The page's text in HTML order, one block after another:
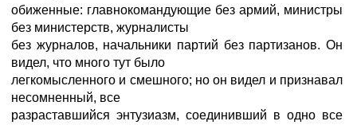
обиженные: главнокомандующие без армий, министры
без министерств, журналисты
без журналов, начальники партий без партизанов. Он
видел, что много тут было
легкомысленного и смешного; но он видел и признавал
несомненный, все
разраставшийся энтузиазм, соединивший в одно все